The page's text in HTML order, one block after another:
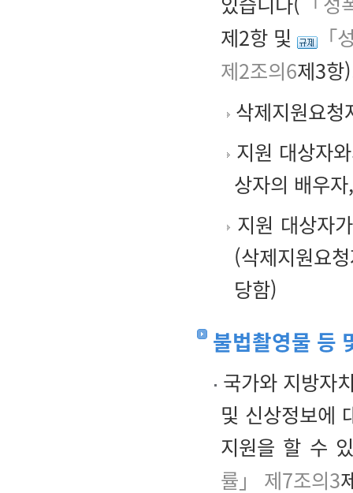
제2항 및
제2조의6제3항
삭제지원요
지원 대상자
상자의 배우
지원 대상자
(삭제지원요
당함)
불법촬영물 등
국가와 지방자
및 신상정보에
지원을 할 수
률」 제7조의3